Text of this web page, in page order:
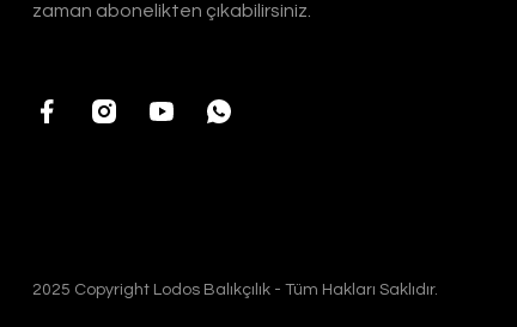
zaman abonelikten çıkabilirsiniz.
2025 Copyright Lodos Balıkçılık - Tüm Hakları Saklıdır.